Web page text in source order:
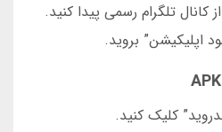
تلگرام رسمی پیدا کنید.
اپلیکیشن” بروید.
کلیک کنید.